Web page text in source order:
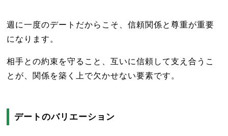
週に一度のデートだからこそ、信頼関係と尊重が重要
になります。
相手との約束を守ること、互いに信頼して支え合うこ
とが、関係を築く上で欠かせない要素です。
デートのバリエーション